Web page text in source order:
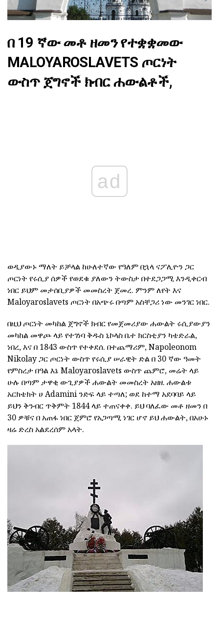
በ 19 ኛው መቶ ዘመን የተቋቋመው
MALOYAROSLAVETS ጦርነት
ውስጥ ጀግኖች ክብር ሐውልቶች,
ad
ወዲያውኑ ማለት ይቻላል ከሁለተኛው የዓለም በኋላ ናፖሊዮን ጋር
ጦርነት የሩሲያ ሰዎች የወደቁ ያለውን ትውስታ በተደጋጋሚ እንዲቀርብ
ነበር ይህም መታሰቢያዎች መመስረት ጀመረ. ምንም ለየት እና
Maloyaroslavets ጦርነት በአጭሩ በጣም አስቸጋሪ ነው መንገር ነበር.
በዚህ ጦርነት መካከል ጀግኖች ክብር የመጀመሪያው ሐውልት ሩሲያውያን
መካከል መዋጮ ላይ የተገነባ ቅዱስ ኒኮላስ ቤተ ክርስቲያን ካቴድራል,
ነበረ, እና በ 1843 ውስጥ የተቀደሰ. በተጨማሪም, Napoleonom
Nikolay ጋር ጦርነት ውስጥ የሩሲያ ሠራዊት ድል በ 30 ኛው ዓመት
የምስረታ በዓል እኔ Maloyaroslavets ውስጥ ጨምሮ, መሬት ላይ
ሁሉ በጣም ታዋቂ ውጊያዎች ሐውልት መመስረት አዘዘ. ሐውልቱ
አርክቴክት ሀ Adamini ንድፍ ላይ ተጣለ; ወደ ከተማ አደባባይ ላይ
ይህን ቅንብር ጥቅምት 1844 ላይ ተጠናቀቀ. ይህ ባለፈው መቶ ዘመን በ
30 ዎቹና በ አጠፋ ነበር ጀምሮ የአጋጣሚ ነገር ሆኖ ይህ ሐውልት, በአሁኑ
ዛሬ ድረስ አልደረሰም አላት.